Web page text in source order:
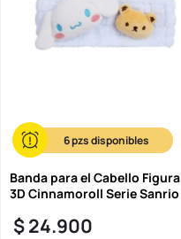
6
Banda para el Cabello Figura
3D Cinnamoroll Serie Sanrio
$24.900